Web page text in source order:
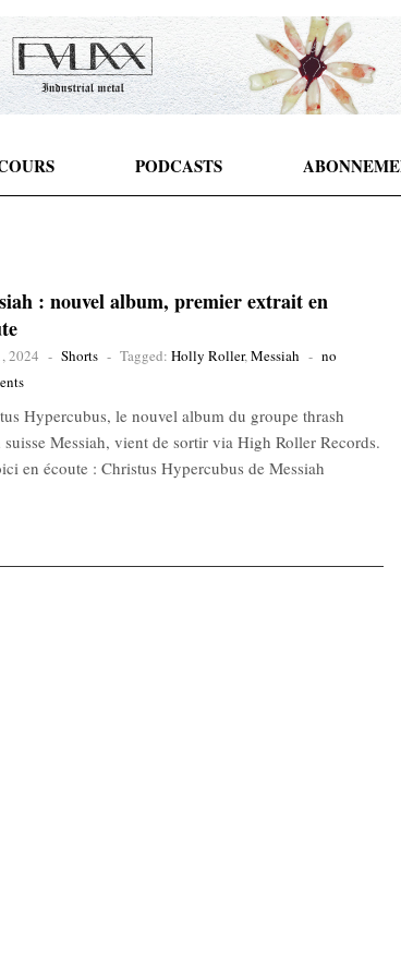
PODCASTS
: nouvel album, premier extrait en
2024 - Shorts - Tagged: Holly Roller,Messiah - no
Hypercubus, le nouvel album du groupe thrash
suisse Messiah, vient de sortir via High Roller Records.
en écoute : Christus Hypercubus de Messiah
New Noise #80